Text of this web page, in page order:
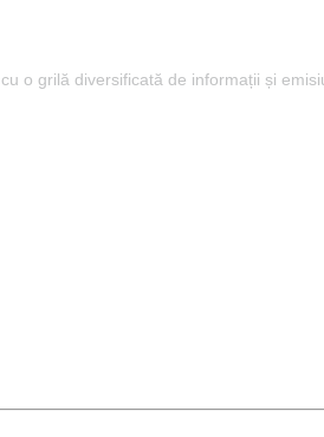
o grilă diversificată de informații și